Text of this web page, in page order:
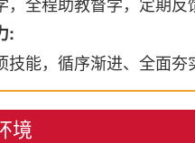
:
技能，循序渐进、全面夯
境